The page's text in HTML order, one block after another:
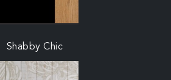
Shabby Chic